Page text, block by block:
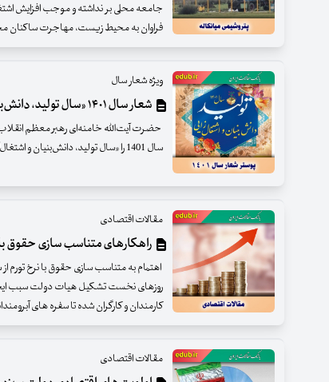
جامعه محلی بر نداشته و موجب افزایش
فراوان به محیط زیست، مهاجرت ساکنان
ویژه شعار سال
شعار سال ۱۴۰۱ «سال تولید، دانش‌بنیان و اشتغال‌آفرین»
حضرت آیت‌الله خامنه‌ای رهبر معظم
سال 1401 را «سال تولید، دانش‌بنیان و اشتغال‌آفرین» نام‌گذاری فرمودند.
مقالات اقتصادی
راهکارهای متناسب سازی حقوق
اهتمام به متناسب سازی حقوق با نرخ تورم
روزهای نخست تشکیل هیات دولت سبب
کارمندان و کارگران شده تا سفره های
مقالات اقتصادی